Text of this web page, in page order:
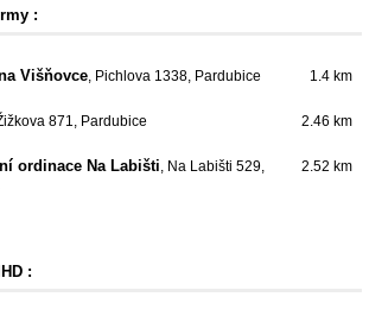
:
Višňovce, Pichlova 1338, Pardubice 1.4 km
871, Pardubice 2.46 km
ordinace Na Labišti, Na Labišti 529,
2.52 km
: